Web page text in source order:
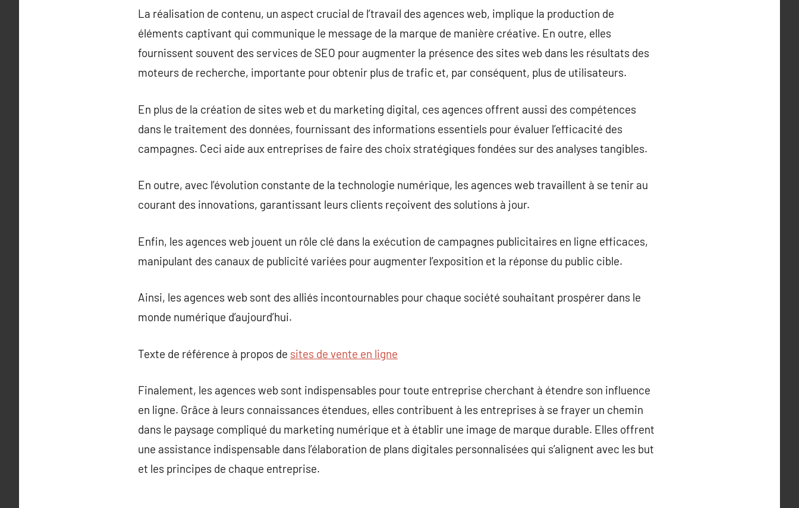
La réalisation de contenu, un aspect crucial de l’travail des agences web, implique la production de
éléments captivant qui communique le message de la marque de manière créative. En outre, elles
fournissent souvent des services de SEO pour augmenter la présence des sites web dans les résultats des
moteurs de recherche, importante pour obtenir plus de trafic et, par conséquent, plus de utilisateurs.
En plus de la création de sites web et du marketing digital, ces agences offrent aussi des compétences
dans le traitement des données, fournissant des informations essentiels pour évaluer l’efficacité des
campagnes. Ceci aide aux entreprises de faire des choix stratégiques fondées sur des analyses tangibles.
En outre, avec l’évolution constante de la technologie numérique, les agences web travaillent à se tenir au
courant des innovations, garantissant leurs clients reçoivent des solutions à jour.
Enfin, les agences web jouent un rôle clé dans la exécution de campagnes publicitaires en ligne efficaces,
manipulant des canaux de publicité variées pour augmenter l’exposition et la réponse du public cible.
Ainsi, les agences web sont des alliés incontournables pour chaque société souhaitant prospérer dans le
monde numérique d’aujourd’hui.
Texte de référence à propos de sites de vente en ligne
Finalement, les agences web sont indispensables pour toute entreprise cherchant à étendre son influence
en ligne. Grâce à leurs connaissances étendues, elles contribuent à les entreprises à se frayer un chemin
dans le paysage compliqué du marketing numérique et à établir une image de marque durable. Elles offrent
une assistance indispensable dans l’élaboration de plans digitales personnalisées qui s’alignent avec les but
et les principes de chaque entreprise.